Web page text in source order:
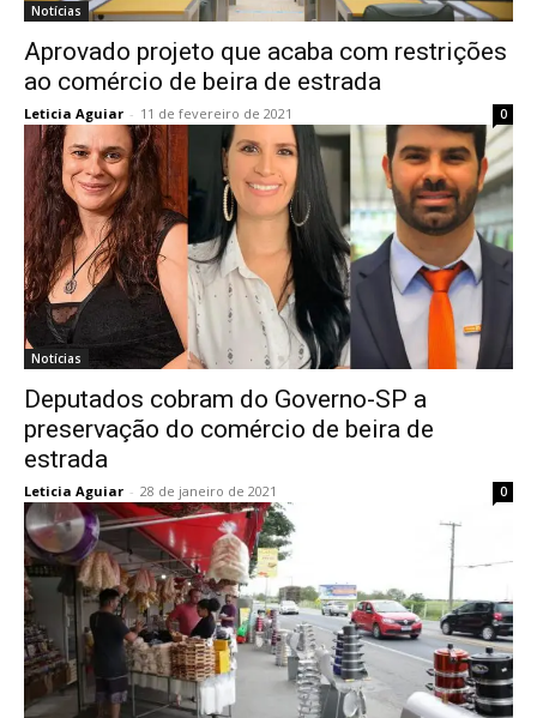
Notícias
Aprovado projeto que acaba com restrições
ao comércio de beira de estrada
Leticia Aguiar - 11 de fevereiro de 2021 0
Notícias
Deputados cobram do Governo-SP a
preservação do comércio de beira de
estrada
Leticia Aguiar - 28 de janeiro de 2021 0